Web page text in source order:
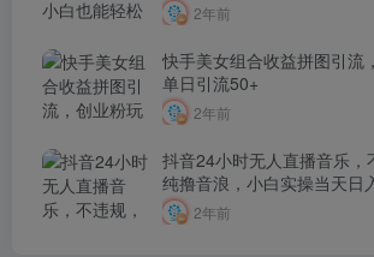
2年前
快手美女组合收益拼图引流
单日引流50+
2年前
抖音24小时无人直播音乐，
纯撸音浪，小白实操当天日
2年前